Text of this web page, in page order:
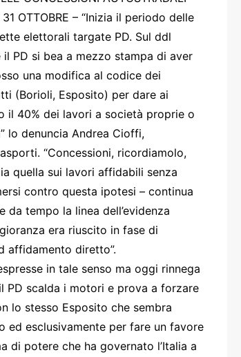
31 OTTOBRE – “Inizia il periodo delle
elettorali targate PD. Sul ddl
il PD si bea a mezzo stampa di aver
una modifica al codice dei
(Borioli, Esposito) per dare ai
il 40% dei lavori a società proprie o
lo denuncia Andrea Cioffi,
“Concessioni, ricordiamolo,
quella sui lavori affidabili senza
contro questa ipotesi – continua
tempo la linea dell’evidenza
era riuscito in fase di
affidamento diretto”.
in tale senso ma oggi rinnega
PD scalda i motori e prova a forzare
lo stesso Esposito che sembra
ed esclusivamente per fare un favore
di potere che ha governato l’Italia a